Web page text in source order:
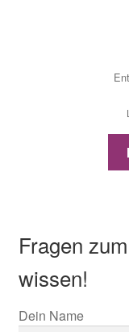
Fragen
wissen!
Dein Name